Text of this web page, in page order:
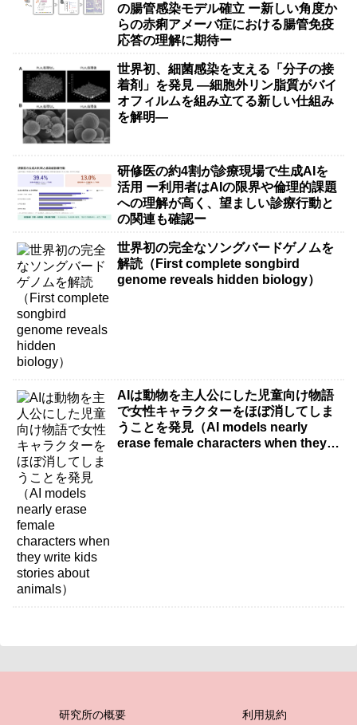
の腸管感染モデル確立 ー新しい角度か
らの赤痢アメーバ症における腸管免疫
応答の理解に期待ー
世界初、細菌感染を支える「分子の接
着剤」を発見 ―細胞外リン脂質がバイ
オフィルムを組み立てる新しい仕組み
を解明―
研修医の約4割が診療現場で生成AIを
活用 ー利用者はAIの限界や倫理的課題
への理解が高く、望ましい診療行動と
の関連も確認ー
世界初の完全なソングバードゲノムを
解読（First complete songbird
genome reveals hidden biology）
AIは動物を主人公にした児童向け物語
で女性キャラクターをほぼ消してしま
うことを発見（AI models nearly
erase female characters when they
研究所の概要 利用規約